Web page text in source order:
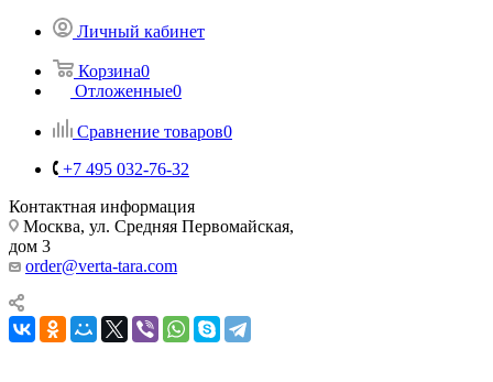
Личный кабинет
Корзина0
Отложенные0
Сравнение товаров0
+7 495 032-76-32
Контактная информация
Москва, ул. Средняя Первомайская,
дом 3
order@verta-tara.com